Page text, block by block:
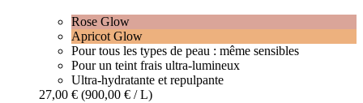
Rose Glow
Apricot Glow
Pour tous les types de peau : même sensibles
Pour un teint frais ultra-lumineux
Ultra-hydratante et repulpante
27,00 € (900,00 € / L)